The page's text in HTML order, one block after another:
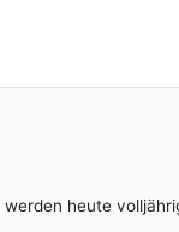
werden heute